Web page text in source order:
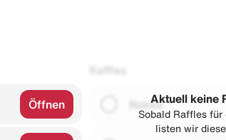
Öffnen
Raffles
NakedAktuell keine
Sobald Raffles für
listen wir